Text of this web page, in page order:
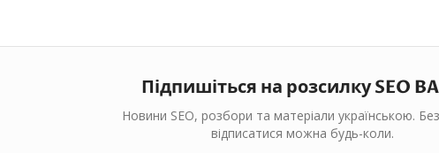
Підпишіться на розсилку SEO
Новини SEO, розбори та матеріали українською.
відписатися можна будь-коли.